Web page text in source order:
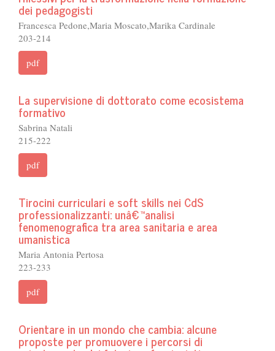
dei pedagogisti
Francesca Pedone,Maria Moscato,Marika Cardinale
203-214
pdf
La supervisione di dottorato come ecosistema
formativo
Sabrina Natali
215-222
pdf
Tirocini curriculari e soft skills nei CdS
professionalizzanti: unâ€™analisi
fenomenografica tra area sanitaria e area
umanistica
Maria Antonia Pertosa
223-233
pdf
Orientare in un mondo che cambia: alcune
proposte per promuovere i percorsi di